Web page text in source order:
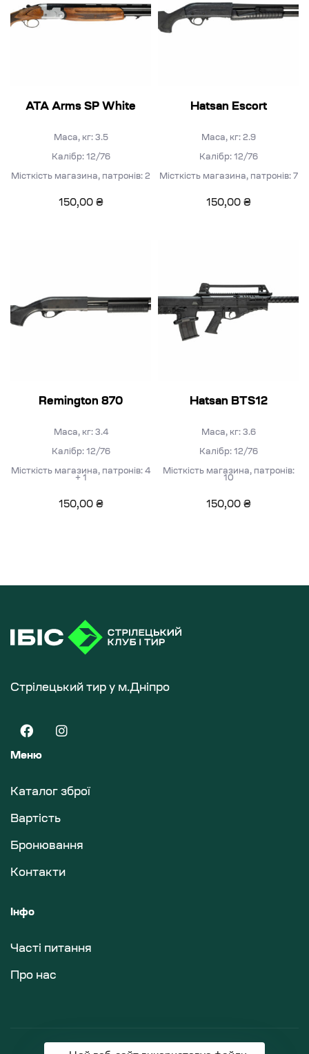
ATA Arms SP White
Маса, кг: 3.5
Калібр: 12/76
Місткість магазина, патронів: 2
150,00 ₴
Hatsan Escort
Маса, кг: 2.9
Калібр: 12/76
Місткість магазина, патронів: 7
150,00 ₴
Remington 870
Маса, кг: 3.4
Калібр: 12/76
Місткість магазина, патронів: 4
+ 1
150,00 ₴
Hatsan BTS12
Маса, кг: 3.6
Калібр: 12/76
Місткість магазина, патронів:
10
150,00 ₴
Стрілецький тир у м.Дніпро
Меню
Каталог зброї
Вартість
Бронювання
Контакти
Інфо
Часті питання
Про нас